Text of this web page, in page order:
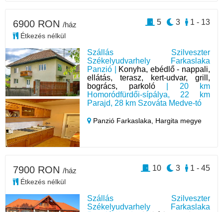
Szállás Szilveszter
Székelyudvarhely Farkaslaka
Panzió |
Konyha, ebédlő - nappali,
ellátás, terasz, kert-udvar, grill,
bogrács, parkoló| 20 km
Homoródfürdői-sípálya, 22 km
Parajd, 28 km Szováta Medve-tó
Panzió Farkaslaka, Hargita megye
6900 RON /ház
Étkezés nélkül
1 - 13
3
5
Szállás Szilveszter
Székelyudvarhely Farkaslaka
7900 RON /ház
Étkezés nélkül
1 - 45
3
10